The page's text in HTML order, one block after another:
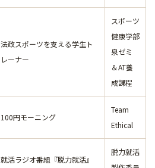
法政スポーツを支える学生ト
レーナー
スポーツ
健康学部
泉ゼミ
＆AT養
成課程
100円モーニング
Team
Ethical
就活ラジオ番組『脱力就活』
脱力就活